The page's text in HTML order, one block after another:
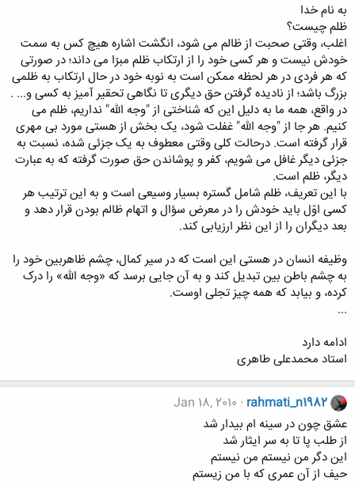
به نام خدا
ظلم چیست؟
اغلب، وقتی صحبت از ظالم می شود، انگشت اشاره هیچ کس به سمت
خودش نیست و هر کسی خود را از ارتکاب ظلم مبرّا می داند؛ در صورتی
که هر فردی در هر لحظه ممکن است به نوبه خود در حال ارتکاب به ظلمی
بزرگ باشد؛ از نادیده گرفتن حق دیگری تا نگاهی تحقیر آمیز به کسی و... .
در واقع، همه ما به دلیل این که شناختی از "وجه الله" نداریم، ظلم می
کنیم. هر جا از "وجه الله" غفلت شود، یک بخش از هستی مورد بی مهری
قرار گرفته است. درحالت کلی وقتی معطوف به یک جزئی شده، نسبت به
جزئی دیگر غافل می شویم، کفر و پوشاندن حق صورت گرفته که به عبارت
دیگر، ظلم است.
با این تعریف، ظلم شامل گستره بسیار وسیعی است و به این ترتیب هر
کسی اوّل باید خودش را در معرض سؤال و اتهام ظالم بودن قرار دهد و
بعد ديگران را از این نظر ارزیابی كند.
وظیفه انسان در هستی این است که در سیر کمال، چشم ظاهربین خود را
به چشم باطن بین تبدیل کند و به آن جایی برسد که «وجه الله» را درک
کرده، و بیابد که همه چیز تجلی اوست.
...
ادامه دارد
استاد محمدعلی طاهری
rahmati_n1982
Jan 18, 2010
عشق چون در سینه ام بیدار شد
از طلب پا تا به سر ایثار شد
این دگر من نیستم من نیستم
حیف از آن عمری که با من زیستم